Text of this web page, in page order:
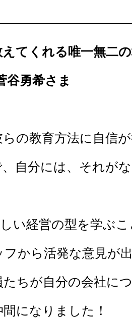
てくれる唯一無二の
谷勇希さま
の教育方法に自信
自分には、それが
い経営の型を学ぶこ
から活発な意見が
ちが自分の会社に
になりました！